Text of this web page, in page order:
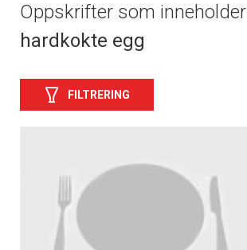
Oppskrifter som inneholder
hardkokte egg
FILTRERING